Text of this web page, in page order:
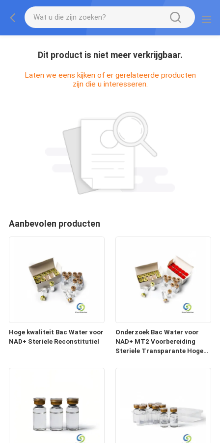
Dit product is niet meer verkrijgbaar.
Laten we eens kijken of er gerelateerde producten
zijn die u interesseren.
Aanbevolen producten
Hoge kwaliteit Bac Water voor
NAD+ Steriele Reconstitutiel
Onderzoek Bac Water voor
NAD+ MT2 Voorbereiding
Steriele Transparante Hoge